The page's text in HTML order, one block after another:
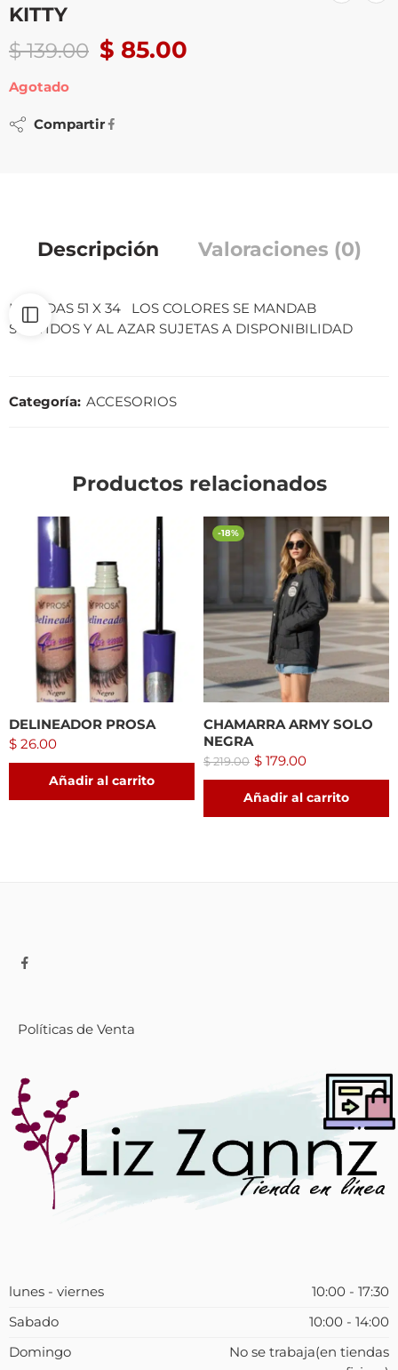
KITTY
$139.00 $ 85.00
Agotado
Compartir
Descripción Valoraciones (0)
MEDIDAS 51 X 34 LOS COLORES SE MANDAB
SURTIDOS Y AL AZAR SUJETAS A DISPONIBILIDAD
Categoría: ACCESORIOS
Productos relacionados
DELINEADOR PROSA
$ 26.00
Añadir al carrito
-18%
CHAMARRA ARMY SOLO
NEGRA
$219.00 $ 179.00
Añadir al carrito
Políticas de Venta
lunes - viernes
10:00 - 17:30
Sabado
10:00 - 14:00
Domingo
No se trabaja(en tiendas